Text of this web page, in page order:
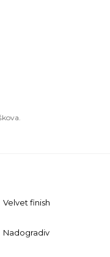
Velvet finish
Nadogradiv